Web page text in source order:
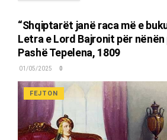
Paqësor, ku çdo njeri, me para dhe fjalë
bëhet pak “Mbret” i disa dhjetëra
Shqipëria është një vend evropian, që
sipërfaqen e luginës së Rinit dhe ka
Nuk ndodhet as përtej Vollgës, në
një...
“Shqiptarët janë raca më e
Letra e Lord Bajronit për
Pashë Tepelena, 1809
01/05/2025 0
FEJTON